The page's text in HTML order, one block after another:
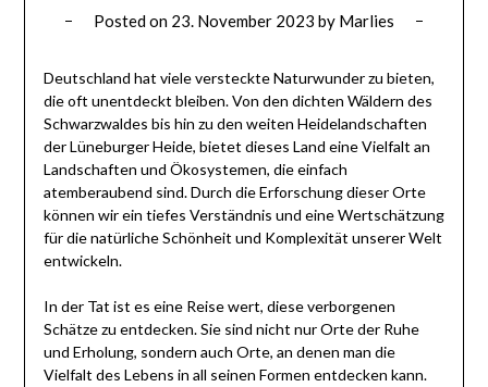
Posted on 23. November 2023 by Marlies
Deutschland hat viele versteckte Naturwunder zu bieten,
die oft unentdeckt bleiben. Von den dichten Wäldern des
Schwarzwaldes bis hin zu den weiten Heidelandschaften
der Lüneburger Heide, bietet dieses Land eine Vielfalt an
Landschaften und Ökosystemen, die einfach
atemberaubend sind. Durch die Erforschung dieser Orte
können wir ein tiefes Verständnis und eine Wertschätzung
für die natürliche Schönheit und Komplexität unserer Welt
entwickeln.
In der Tat ist es eine Reise wert, diese verborgenen
Schätze zu entdecken. Sie sind nicht nur Orte der Ruhe
und Erholung, sondern auch Orte, an denen man die
Vielfalt des Lebens in all seinen Formen entdecken kann.